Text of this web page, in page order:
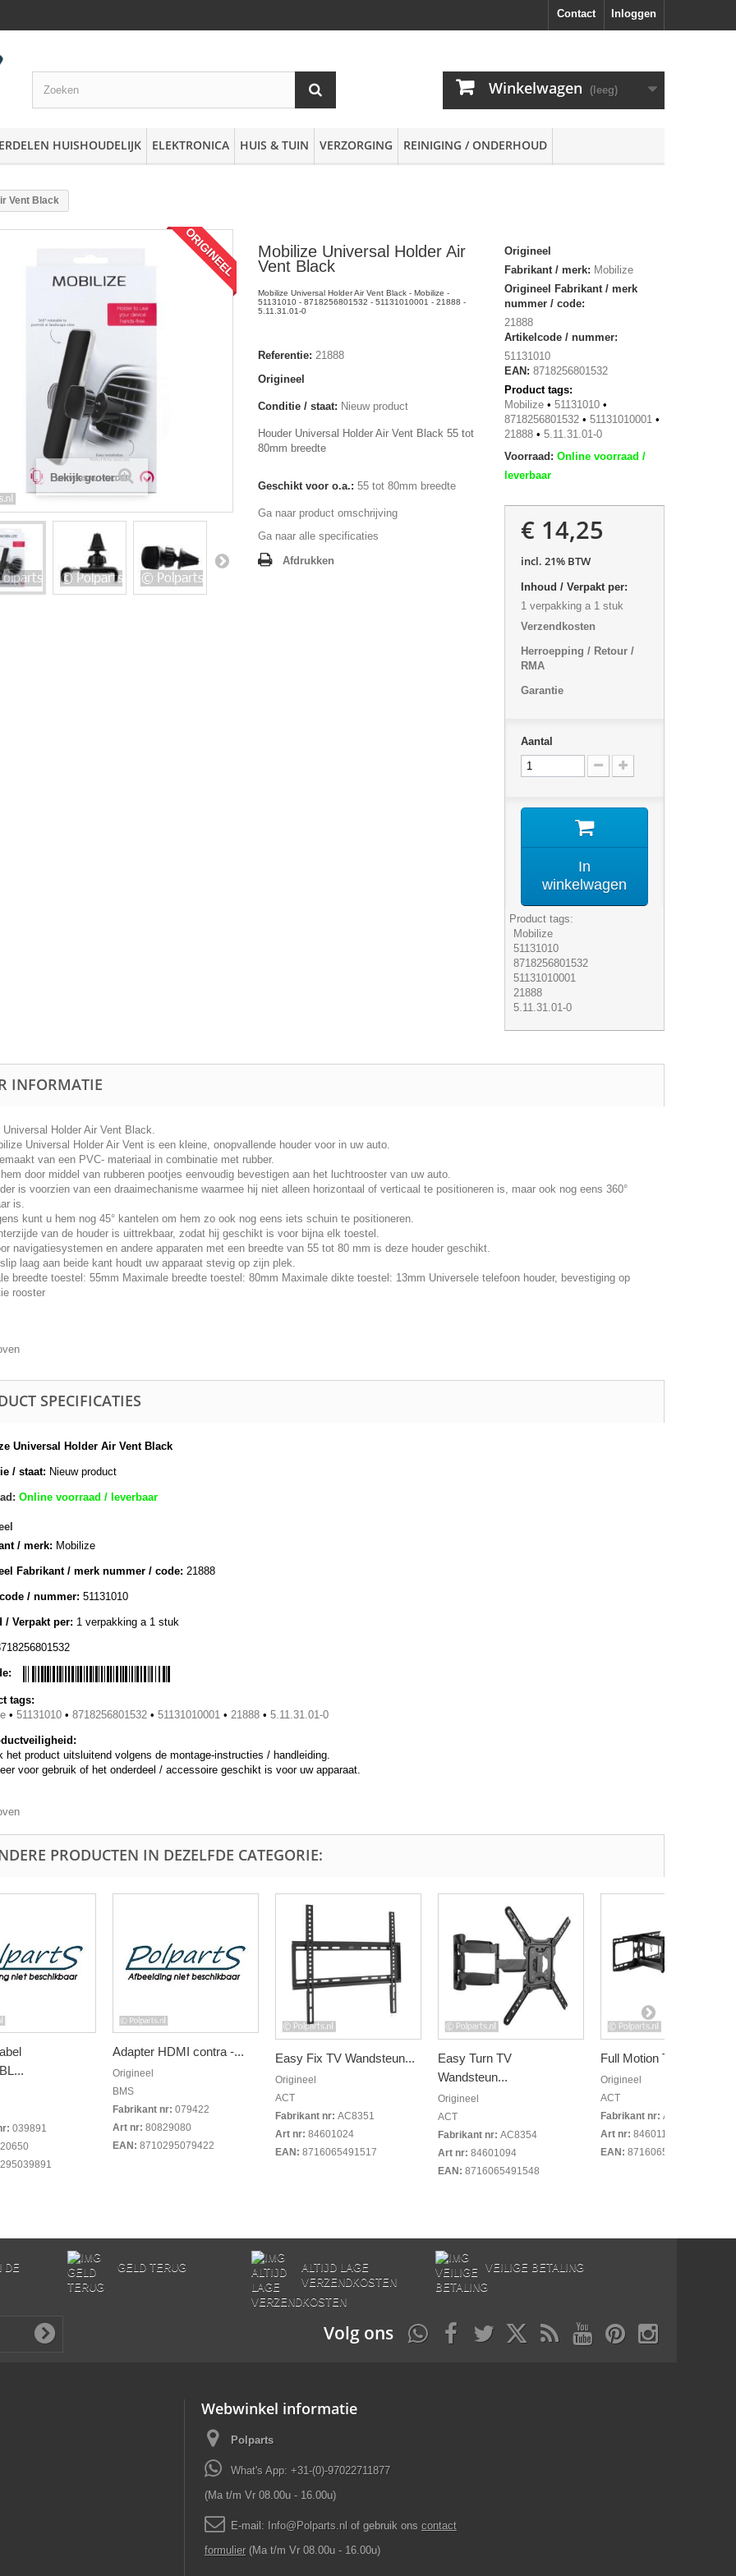
Inloggen
Contact
Winkelwagen (leeg)
HUISHOUDELIJK ELEKTRONICA HUIS & TUIN VERZORGING REINIGING / ONDERHOUD
Vent Black
ORIGINEEL
Bekijk groter
Mobilize Universal Holder Air
Vent Black
Mobilize Universal Holder Air Vent Black - Mobilize -
51131010 - 8718256801532 - 51131010001 - 21888 -
5.11.31.01-0
Referentie: 21888
Origineel
Conditie / staat: Nieuw product
Houder Universal Holder Air Vent Black 55 tot
80mm breedte
Geschikt voor o.a.: 55 tot 80mm breedte
Ga naar product omschrijving
Ga naar alle specificaties
Afdrukken
Origineel
Fabrikant / merk: Mobilize
Origineel Fabrikant / merk
nummer / code:
21888
Artikelcode / nummer:
51131010
EAN: 8718256801532
Product tags:
Mobilize• 51131010•
8718256801532• 51131010001 •
21888• 5.11.31.01-0
Voorraad: Online voorraad /
leverbaar
€ 14,25
incl. 21% BTW
Inhoud / Verpakt per:
1 verpakking a 1 stuk
Verzendkosten
Herroepping / Retour /
RMA
Garantie
Aantal
In
winkelwagen
Product tags:
Mobilize
51131010
8718256801532
51131010001
21888
5.11.31.01-0
INFORMATIE
Universal Holder Air Vent Black.
Universal Holder Air Vent is een kleine, onopvallende houder voor in uw auto.
van een PVC- materiaal in combinatie met rubber.
door middel van rubberen pootjes eenvoudig bevestigen aan het luchtrooster van uw auto.
is voorzien van een draaimechanisme waarmee hij niet alleen horizontaal of verticaal te positioneren is, maar ook nog eens 360°
is.
kunt u hem nog 45° kantelen om hem zo ook nog eens iets schuin te positioneren.
van de houder is uittrekbaar, zodat hij geschikt is voor bijna elk toestel.
navigatiesystemen en andere apparaten met een breedte van 55 tot 80 mm is deze houder geschikt.
laag aan beide kant houdt uw apparaat stevig op zijn plek.
breedte toestel: 55mm Maximale breedte toestel: 80mm Maximale dikte toestel: 13mm Universele telefoon houder, bevestiging op
rooster
SPECIFICATIES
Universal Holder Air Vent Black
/ staat: Nieuw product
Online voorraad / leverbaar
/ merk: Mobilize
Fabrikant / merk nummer / code: 21888
/ nummer: 51131010
/ Verpakt per: 1 verpakking a 1 stuk
tags:
• 51131010 • 8718256801532 • 51131010001 • 21888 • 5.11.31.01-0
het product uitsluitend volgens de montage-instructies / handleiding.
voor gebruik of het onderdeel / accessoire geschikt is voor uw apparaat.
PRODUCTEN IN DEZELFDE CATEGORIE:
039891
Adapter HDMI contra -...
Origineel
BMS
Fabrikant nr: 079422
Art nr: 80829080
EAN: 8710295079422
Easy Fix TV Wandsteun...
Origineel
ACT
Fabrikant nr: AC8351
Art nr: 84601024
EAN: 8716065491517
Easy Turn TV
Wandsteun...
Origineel
ACT
Fabrikant nr: AC8354
Art nr: 84601094
EAN: 8716065491548
Full Motion TV...
Origineel
ACT
Fabrikant nr: AC8355
Art nr: 84601104
EAN: 8716065491555
DE GELD TERUG
ALTIJD LAGE
VERZENDKOSTEN
VEILIGE BETALING
Volg ons
Webwinkel informatie
Polparts
What's App: +31-(0)-97022711877
(Ma t/m Vr 08.00u - 16.00u)
E-mail: Info@Polparts nl of gebruik ons contact
formulier (Ma t/m Vr 08.00u - 16.00u)